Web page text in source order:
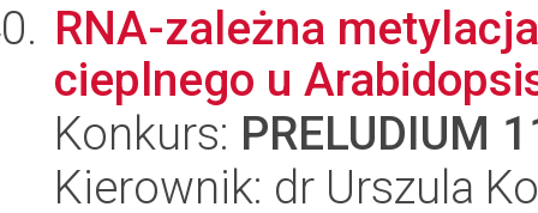
RNA-zależna
cieplnego u
Konkurs: PRELUDIUM
Kierownik: dr Urszula